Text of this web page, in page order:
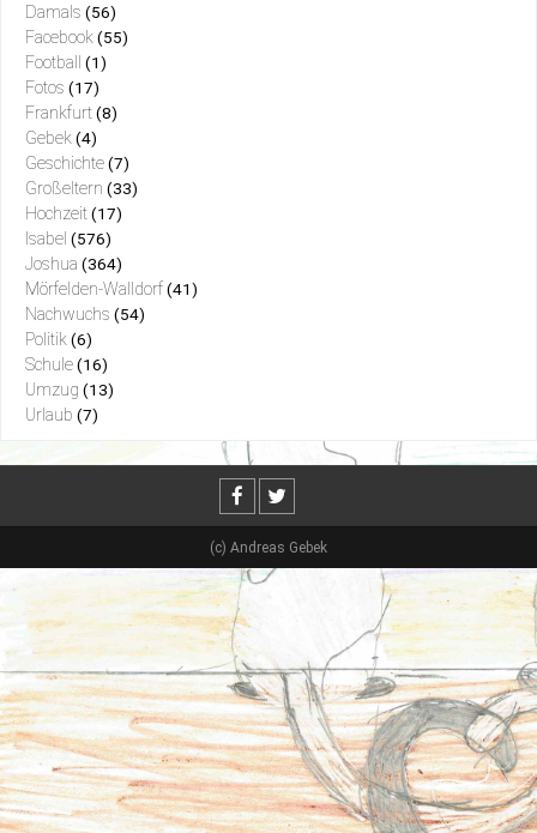
Damals (56)
Facebook (55)
Football (1)
Fotos (17)
Frankfurt (8)
Gebek (4)
Geschichte (7)
Großeltern (33)
Hochzeit (17)
Isabel (576)
Joshua (364)
Mörfelden-Walldorf (41)
Nachwuchs (54)
Politik (6)
Schule (16)
Umzug (13)
Urlaub (7)
(c) Andreas Gebek